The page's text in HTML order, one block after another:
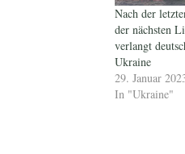
Nach der
der nächsten
verlangt
Ukraine
29. Januar
In "Ukraine"